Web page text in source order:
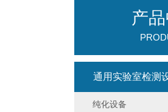
产
通用实验室检测
纯化设备